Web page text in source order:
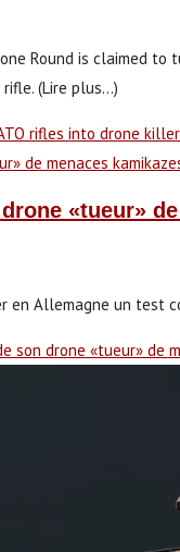
Round is claimed
(Lire plus...)
rifles into drone
«tueur»
en Allemagne un test
son drone «tueur» de